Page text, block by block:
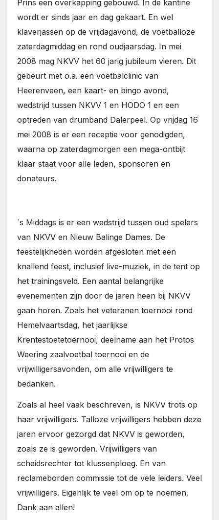
Prins een overkapping gebouwd. In de kantine
wordt er sinds jaar en dag gekaart. En wel
klaverjassen op de vrijdagavond, de voetballoze
zaterdagmiddag en rond oudjaarsdag. In mei
2008 mag NKVV het 60 jarig jubileum vieren. Dit
gebeurt met o.a. een voetbalclinic van
Heerenveen, een kaart- en bingo avond,
wedstrijd tussen NKVV 1 en HODO 1 en een
optreden van drumband Dalerpeel. Op vrijdag 16
mei 2008 is er een receptie voor genodigden,
waarna op zaterdagmorgen een mega-ontbijt
klaar staat voor alle leden, sponsoren en
donateurs.
`s Middags is er een wedstrijd tussen oud spelers
van NKVV en Nieuw Balinge Dames. De
feestelijkheden worden afgesloten met een
knallend feest, inclusief live-muziek, in de tent op
het trainingsveld. Een aantal belangrijke
evenementen zijn door de jaren heen bij NKVV
gaan horen. Zoals het veteranen toernooi rond
Hemelvaartsdag, het jaarlijkse
Krentestoetetoernooi, deelname aan het Protos
Weering zaalvoetbal toernooi en de
vrijwilligersavonden, om alle vrijwilligers te
bedanken.
Zoals al heel vaak beschreven, is NKVV trots op
haar vrijwilligers. Talloze vrijwilligers hebben deze
jaren ervoor gezorgd dat NKVV is geworden,
zoals ze is geworden. Vrijwilligers van
scheidsrechter tot klussenploeg. En van
reclameborden commissie tot de vele leiders. Veel
vrijwilligers. Eigenlijk te veel om op te noemen.
Dank aan allen!